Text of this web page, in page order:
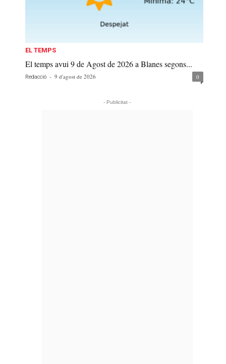
EL TEMPS
El temps avui 9 de Agost de 2026 a Blanes segons...
Redacció - 9 d'agost de 2026 0
- Publicitat -